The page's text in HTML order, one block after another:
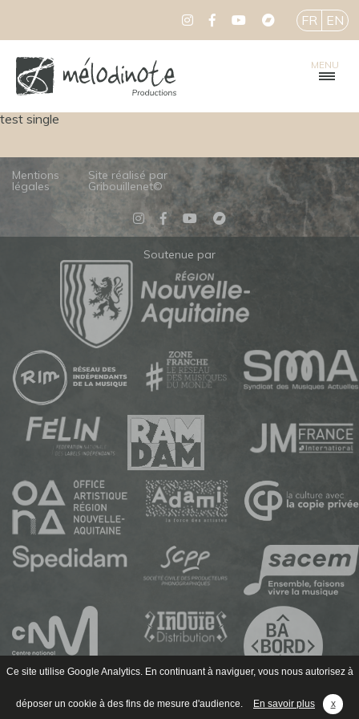
Ce site utilise Google Analytics. En continuant à naviguer, vous nous autorisez à
déposer un cookie à des fins de mesure d'audience. En savoir plus x
MENU
FR EN
test single
Mentions
légales
Site réalisé par
Gribouillenet©
Soutenue par